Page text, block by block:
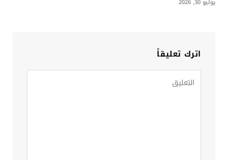
يوليو 30, 2026
اترك تعليقاً